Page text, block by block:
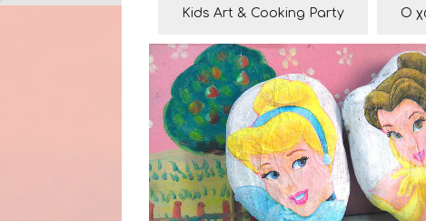
Kids Art & Cooking Party Ο